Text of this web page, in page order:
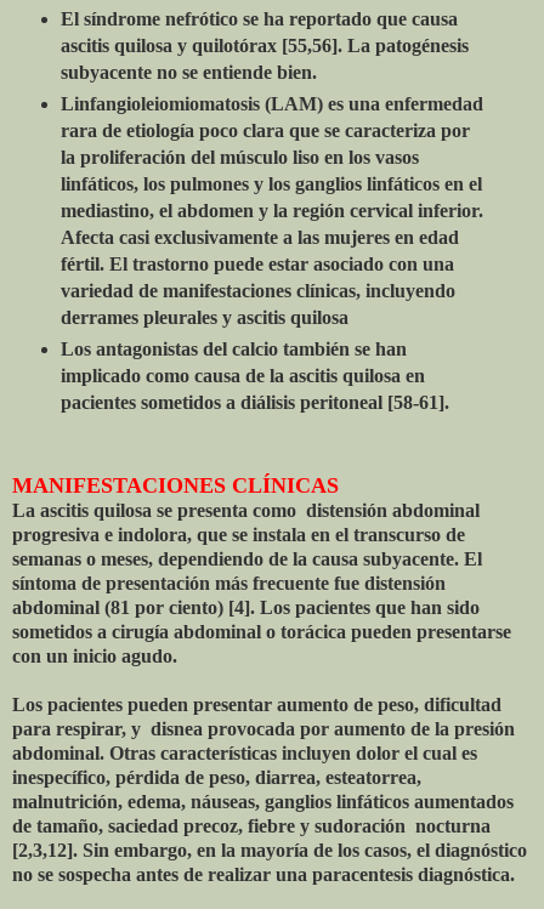
El síndrome nefrótico se ha reportado que causa
ascitis quilosa y quilotórax [55,56]. La patogénesis
subyacente no se entiende bien.
Linfangioleiomiomatosis (LAM) es una enfermedad
rara de etiología poco clara que se caracteriza por
la proliferación del músculo liso en los vasos
linfáticos, los pulmones y los ganglios linfáticos en el
mediastino, el abdomen y la región cervical inferior.
Afecta casi exclusivamente a las mujeres en edad
fértil. El trastorno puede estar asociado con una
variedad de manifestaciones clínicas, incluyendo
derrames pleurales y ascitis quilosa
Los antagonistas del calcio también se han
implicado como causa de la ascitis quilosa en
pacientes sometidos a diálisis peritoneal [58-61].
MANIFESTACIONES CLÍNICAS
La ascitis quilosa se presenta como distensión abdominal
progresiva e indolora, que se instala en el transcurso de
semanas o meses, dependiendo de la causa subyacente. El
síntoma de presentación más frecuente fue distensión
abdominal (81 por ciento) [4]. Los pacientes que han sido
sometidos a cirugía abdominal o torácica pueden presentarse
con un inicio agudo.
Los pacientes pueden presentar aumento de peso, dificultad
para respirar, y disnea provocada por aumento de la presión
abdominal. Otras características incluyen dolor el cual es
inespecífico, pérdida de peso, diarrea, esteatorrea,
malnutrición, edema, náuseas, ganglios linfáticos aumentados
de tamaño, saciedad precoz, fiebre y sudoración nocturna
[2,3,12]. Sin embargo, en la mayoría de los casos, el diagnóstico
no se sospecha antes de realizar una paracentesis diagnóstica.